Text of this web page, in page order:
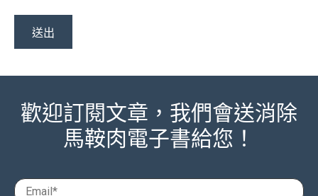
歡迎訂閱文章，我們會送消除
馬鞍肉電子書給您！